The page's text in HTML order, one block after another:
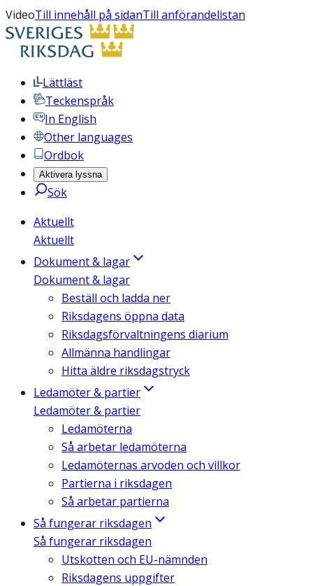
VideoTill innehåll på sidanTill anförandelistan
Lättläst
Teckenspråk
In English
Other languages
Ordbok
Aktivera lyssna
Sök
Aktuellt
Aktuellt
Dokument & lagar
Dokument & lagar
Beställ och ladda ner
Riksdagens öppna data
Riksdagsförvaltningens diarium
Allmänna handlingar
Hitta äldre riksdagstryck
Ledamöter & partier
Ledamöter & partier
Ledamöterna
Så arbetar ledamöterna
Ledamöternas arvoden och villkor
Partierna i riksdagen
Så arbetar partierna
Så fungerar riksdagen
Så fungerar riksdagen
Utskotten och EU-nämnden
Riksdagens uppgifter